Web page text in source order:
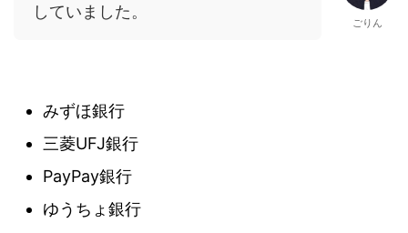
していました。
ごりん
みずほ銀行
三菱UFJ銀行
PayPay銀行
ゆうちょ銀行